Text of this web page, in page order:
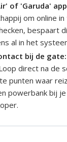
of 'Garuda'
om online
bespaart
al in het
bij de gate:
direct na de
punten waar
powerbank bij